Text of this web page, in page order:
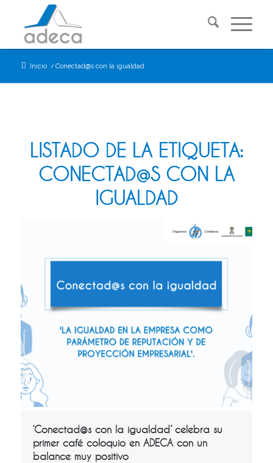
Inicio / Conectad@s con la igualdad
LISTADO DE LA ETIQUETA:
CONECTAD@S CON LA
IGUALDAD
‘Conectad@s con la igualdad’ celebra su
primer café coloquio en ADECA con un
balance muy positivo